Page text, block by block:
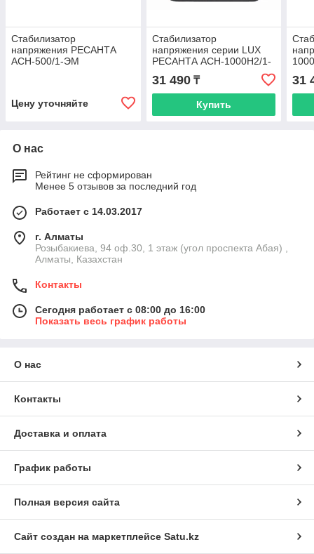
Стабилизатор
напряжения РЕСАНТА
АСН-500/1-ЭМ
Цену уточняйте
Стабилизатор
напряжения серии LUX
РЕСАНТА АСН-1000Н2/1-
31 490₸
Купить
31
О нас
Рейтинг не сформирован
Менее 5 отзывов за последний год
Работает с 14.03.2017
г. Алматы
Розыбакиева, 94 оф.30, 1 этаж (угол проспекта Абая) ,
Алматы, Казахстан
Контакты
Сегодня работает с 08:00 до 16:00
Показать весь график работы
О нас
Контакты
Доставка и оплата
График работы
Полная версия сайта
Сайт создан на маркетплейсе Satu.kz